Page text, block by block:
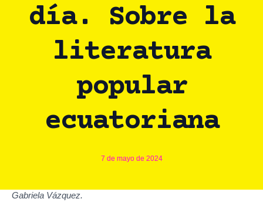
día. Sobre la
literatura
popular
ecuatoriana
7 de mayo de 2024
Gabriela Vázquez.